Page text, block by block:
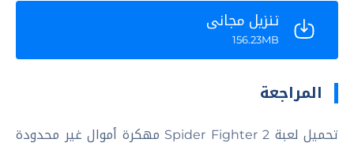
تنزيل مجاني
156.23MB
المراجعة
تحميل لعبة Spider Fighter 2 مهكرة أموال غير محدودة